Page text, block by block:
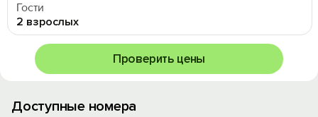
Гости
2 взрослых
Проверить цены
Доступные номера